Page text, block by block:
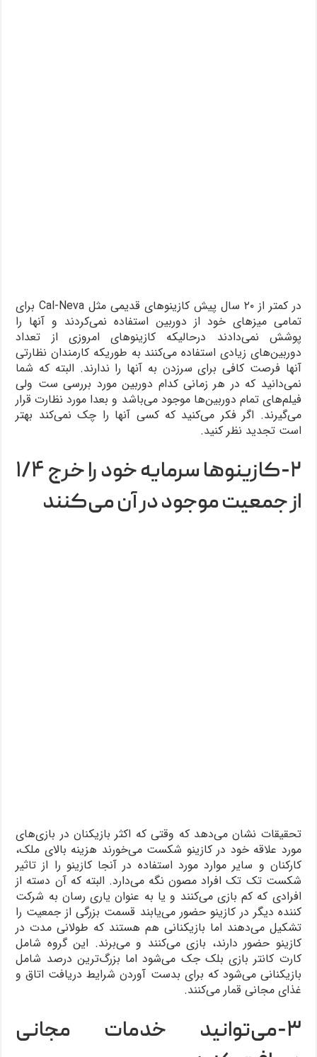
در کمتر از ۲۰ سال پیش کازینوهای قدیمی مثل Cal-Neva برای
تمامی میزهای خود از دوربین استفاده نمی‌کردند و آنها را
پوشش نمی‌دادند درحالیکه کازینوهای امروزی از تعداد
دوربین‌های زیادی استفاده می‌کنند به طوریکه کارمندان نظارتی
آنها فرصت کافی برای سرزدن به آنها را ندارند. البته که شما
نمی‌دانید که در هر زمانی کدام دوربین مورد بررسی ست ولی
فیلم‌های تمام دوربین‌ها موجود می‌باشد و بعدا مورد نظارت قرار
می‌گیرند. اگر فکر می‌کنید که کسی آنها را چک نمی‌کند بهتر
است تجدید نظر کنید.
۲-کازینوها سرمایه خود را خرج ۱/۴
از جمعیت موجود در آن می‌کنند
تحقیقات نشان می‌دهد که وقتی که اکثر بازیکنان در بازی‌های
مورد علاقه خود در کازینو شکست می‌خورند هزینه بالای ملک،
کارکنان و سایر موارد مورد استفاده در آنجا کازینو را از تاثیر
شکست تک تک افراد مصون نگه می‌دارد. البته که آن دسته از
افرادی که کم بازی می‌کنند و یا به عنوان یاری رسان به شرکت
کننده دیگر در کازینو حضور می‌یابند قسمت بزرگی از جمعیت را
تشکیل می‌دهند اما بازیکنانی هم هستند که طولانی مدت در
کازینو حضور دارند، بازی می‌کنند و می‌برند. این گروه شامل
کارت کانتر بازی بلک جک می‌شود اما بزرگ‌ترین درصد شامل
بازیکنانی می‌شود که برای بدست آوردن شرایط دریافت اتاق و
غذای مجانی قمار می‌کنند.
۳-می‌توانید خدمات مجانی